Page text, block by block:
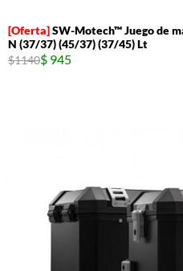
SW-Motech™ Juego de
N (37/37) (45/37) (37/45) Lt
$1140$ 945